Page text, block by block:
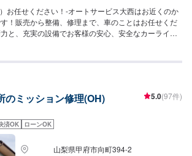
お任せください！-オートサービス大西はお近くのか
！販売から整備、修理まで、車のことはお任せくだ
と、充実の設備でお客様の安心、安全なカーライフ
】仕上がり次第納車-代車について-無料の代車ご用意
のミッション修理(OH) 5.0(97件)
済OK ローンOK
山梨県甲府市向町394-2